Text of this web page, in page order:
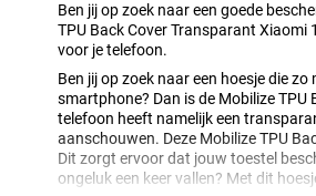
Ben jij op zoek naar een goede
TPU Back Cover Transparant Xiaomi
voor je telefoon.
Ben jij op zoek naar een hoesje die
smartphone? Dan is de Mobilize TPU
telefoon heeft namelijk een
aanschouwen. Deze Mobilize TPU
Dit zorgt ervoor dat jouw toestel
ongeluk een keer vallen? Met dit